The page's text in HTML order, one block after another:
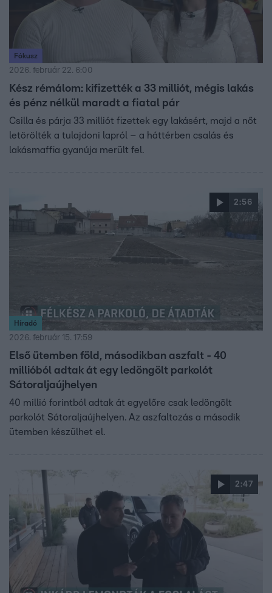
Fókusz
2026. február 22. 6:00
Kész rémálom: kifizették a 33 milliót, mégis lakás
és pénz nélkül maradt a fiatal pár
Csilla és párja 33 milliót fizettek egy lakásért, majd a nőt
letörölték a tulajdoni lapról – a háttérben csalás és
lakásmaffia gyanúja merült fel.
2:56
Híradó
2026. február 15. 17:59
Első ütemben föld, másodikban aszfalt - 40
millióból adtak át egy ledöngölt parkolót
Sátoraljaújhelyen
40 millió forintból adtak át egyelőre csak ledöngölt
parkolót Sátoraljaújhelyen. Az aszfaltozás a második
ütemben készülhet el.
2:47